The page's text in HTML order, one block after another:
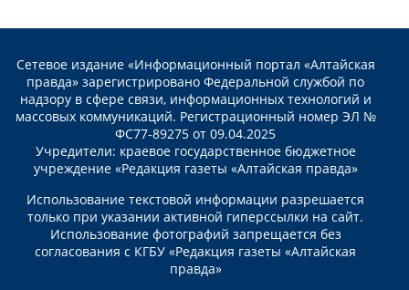
Сетевое издание «Информационный портал «Алтайская
правда» зарегистрировано Федеральной службой по
надзору в сфере связи, информационных технологий и
массовых коммуникаций. Регистрационный номер ЭЛ №
ФС77-89275 от 09.04.2025
Учредители: краевое государственное бюджетное
учреждение «Редакция газеты «Алтайская правда»
Использование текстовой информации разрешается
только при указании активной гиперссылки на сайт.
Использование фотографий запрещается без
согласования с КГБУ «Редакция газеты «Алтайская
правда»